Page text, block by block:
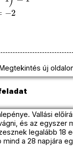
új
Vallási
és az egyszer
legalább 18
a 28 napjára